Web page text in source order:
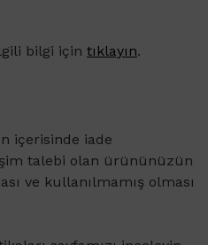
bilgi için tıklayın.
içerisinde iade
talebi olan ürününüzün
ve kullanılmamış olması